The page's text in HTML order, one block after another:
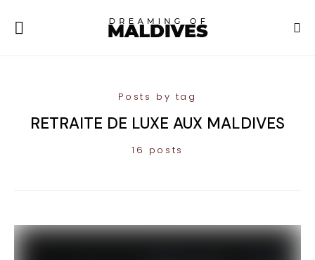
Posts by tag
RETRAITE DE LUXE AUX MALDIVES
16 posts